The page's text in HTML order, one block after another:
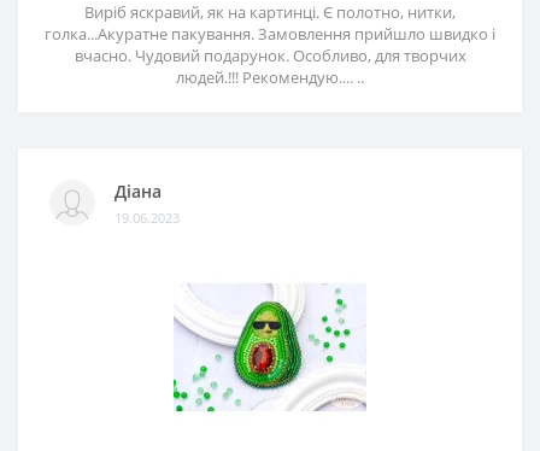
Виріб яскравий, як на картинці. Є полотно, нитки,
голка...Акуратне пакування. Замовлення прийшло швидко і
вчасно. Чудовий подарунок. Особливо, для творчих
людей.!!! Рекомендую.... ..
Діана
19.06.2023